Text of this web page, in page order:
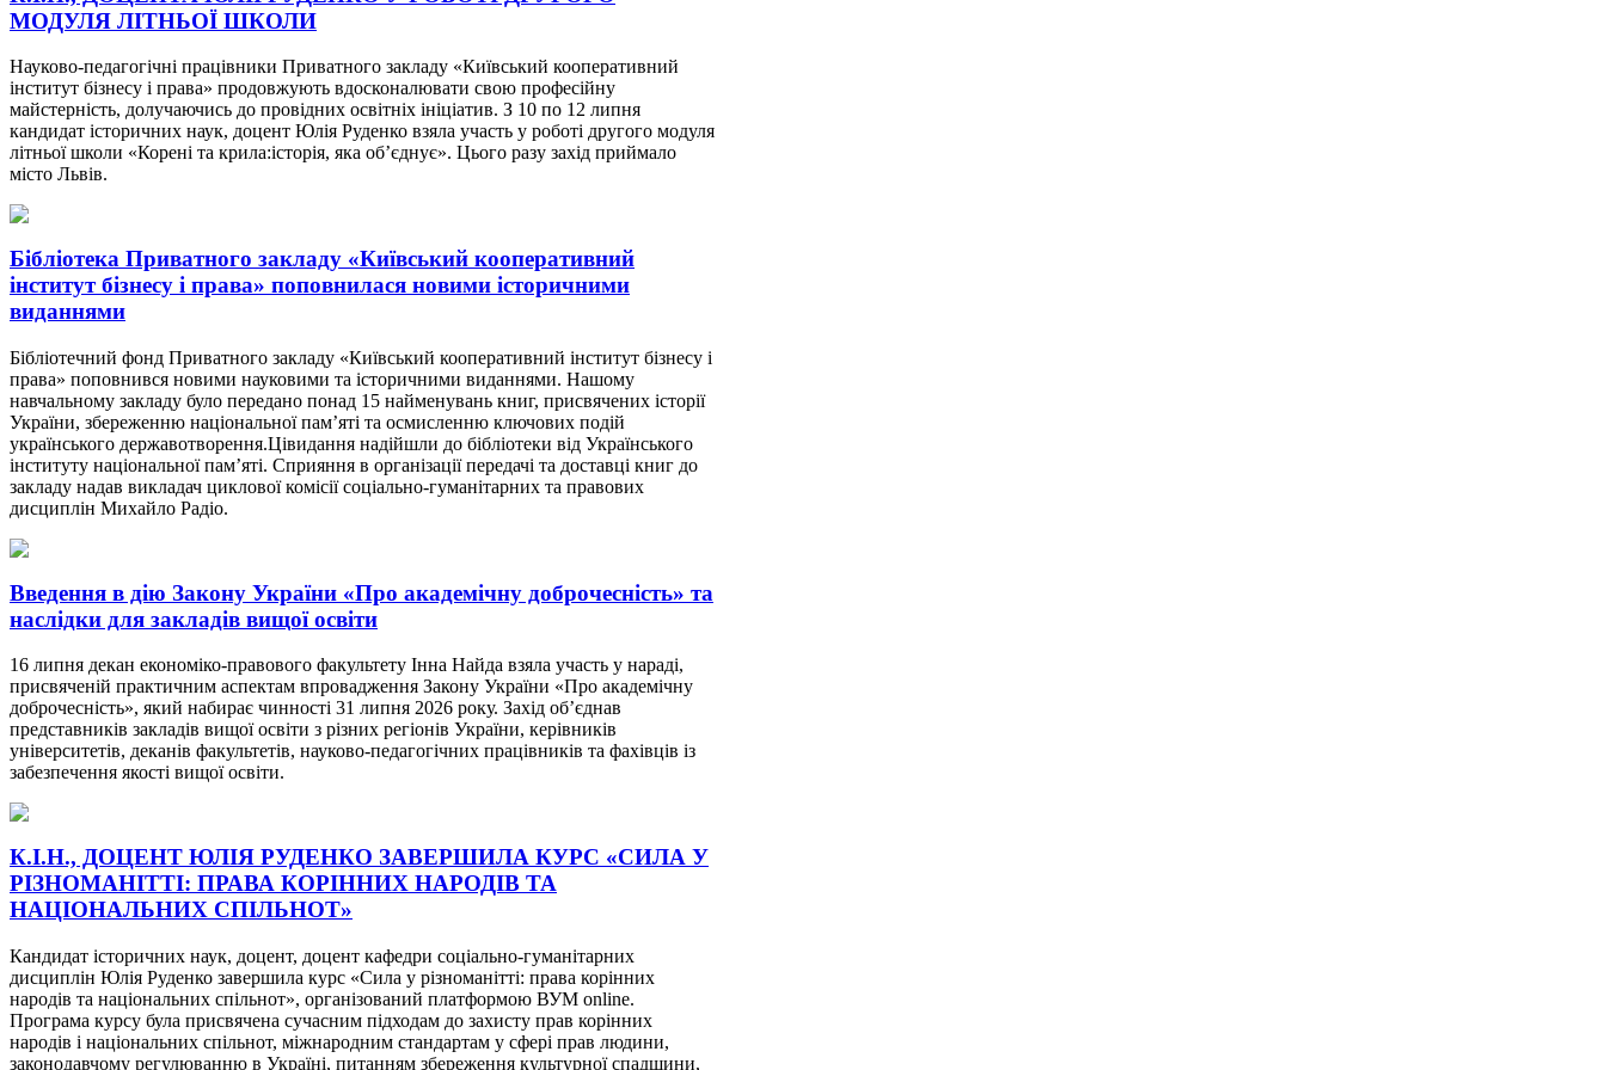
МОДУЛЯ ЛІТНЬОЇ ШКОЛИ
Науково-педагогічні працівники Приватного закладу «Київський кооперативний
інститут бізнесу і права» продовжують вдосконалювати свою професійну
майстерність, долучаючись до провідних освітніх ініціатив. З 10 по 12 липня
кандидат історичних наук, доцент Юлія Руденко взяла участь у роботі другого модуля
літньої школи «Корені та крила:історія, яка об’єднує». Цього разу захід приймало
місто Львів.
Бібліотека Приватного закладу «Київський кооперативний
інститут бізнесу і права» поповнилася новими історичними
виданнями
Бібліотечний фонд Приватного закладу «Київський кооперативний інститут бізнесу і
права» поповнився новими науковими та історичними виданнями. Нашому
навчальному закладу було передано понад 15 найменувань книг, присвячених історії
України, збереженню національної пам’яті та осмисленню ключових подій
українського державотворення.Цівидання надійшли до бібліотеки від Українського
інституту національної пам’яті. Сприяння в організації передачі та доставці книг до
закладу надав викладач циклової комісії соціально-гуманітарних та правових
дисциплін Михайло Радіо.
Введення в дію Закону України «Про академічну доброчесність» та
наслідки для закладів вищої освіти
16 липня декан економіко-правового факультету Інна Найда взяла участь у нараді,
присвяченій практичним аспектам впровадження Закону України «Про академічну
доброчесність», який набирає чинності 31 липня 2026 року. Захід об’єднав
представників закладів вищої освіти з різних регіонів України, керівників
університетів, деканів факультетів, науково-педагогічних працівників та фахівців із
забезпечення якості вищої освіти.
К.І.Н., ДОЦЕНТ ЮЛІЯ РУДЕНКО ЗАВЕРШИЛА КУРС «СИЛА У
РІЗНОМАНІТТІ: ПРАВА КОРІННИХ НАРОДІВ ТА
НАЦІОНАЛЬНИХ СПІЛЬНОТ»
Кандидат історичних наук, доцент, доцент кафедри соціально-гуманітарних
дисциплін Юлія Руденко завершила курс «Сила у різноманітті: права корінних
народів та національних спільнот», організований платформою ВУМ online.
Програма курсу була присвячена сучасним підходам до захисту прав корінних
народів і національних спільнот, міжнародним стандартам у сфері прав людини,
законодавчому регулюванню в Україні, питанням збереження культурної спадщини,